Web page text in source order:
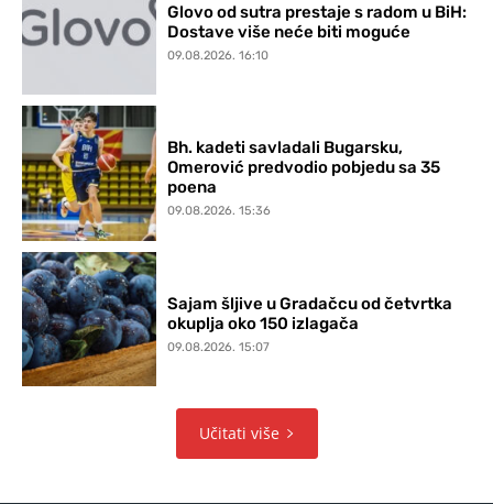
Glovo od sutra prestaje s radom u BiH:
Dostave više neće biti moguće
09.08.2026. 16:10
Bh. kadeti savladali Bugarsku,
Omerović predvodio pobjedu sa 35
poena
09.08.2026. 15:36
Sajam šljive u Gradačcu od četvrtka
okuplja oko 150 izlagača
09.08.2026. 15:07
Učitati više